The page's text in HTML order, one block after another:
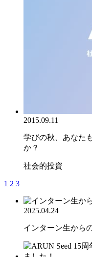
2015.09.11
学びの秋、あなた
か？
社会的投資
1 2 3
2025.04.24
インターン生から